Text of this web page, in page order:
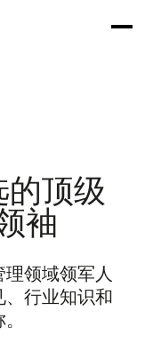
的顶级
袖
领域领军人
行业知识和